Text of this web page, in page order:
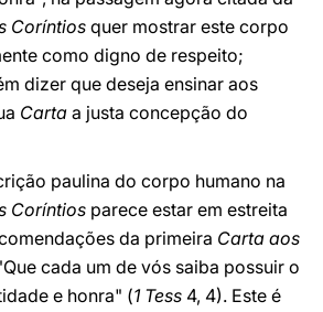
Coríntios quer mostrar este corpo
como digno de respeito;
dizer que deseja ensinar aos
Carta a justa concepção do
paulina do corpo humano na
Coríntios parece estar em estreita
da primeira Carta aos
cada um de vós saiba possuir o
e honra" (1 Tess 4, 4). Este é